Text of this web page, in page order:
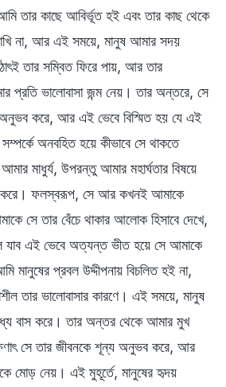
তার কাছে আবির্ভূত হই এবং তার কাছ থেকে
না, আর এই সময়ে, মানুষ আমার সদয়
তার সম্বিত ফিরে পায়, আর তার
প্রতি ভালোবাসা জন্ম নেয়। তার অন্তরে, সে
করে, আর এই ভেবে বিস্মিত হয় যে এই
অনবহিত হয়ে কীভাবে সে থাকতে
মাধুর্য, উপরন্তু আমার মহার্ঘতার বিষয়ে
ফলস্বরূপ, সে আর কখনই আমাকে
সে তার বেঁচে থাকার আলোক হিসাবে দেখে,
এই ভেবে অত্যন্ত ভীত হয়ে সে আমাকে
মানুষের প্রবল উদ্দীপনায় বিচলিত হই না,
তার ভালোবাসার কারণে। এই সময়ে, মানুষ
বাস করে। তার অন্তর থেকে আমার মুখ
সে তার জীবনকে শূন্য অনুভব করে, আর
মোড় নেয়। এই মুহূর্তে, মানুষের হৃদয়